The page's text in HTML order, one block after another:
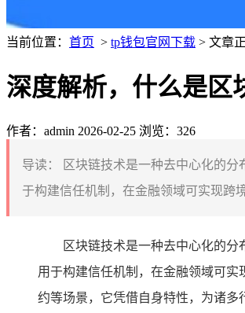
当前位置： 首页 > tp钱包官网下载 > 文章
深度解析，什么是区
作者：admin 2026-02-25 浏览：326
导读：
区块链技术是一种去中心化的
于构建信任机制，在金融领域可实现跨
区块链技术是一种去中心化的
用于构建信任机制，在金融领域可
约等场景，它凭借自身特性，为诸多